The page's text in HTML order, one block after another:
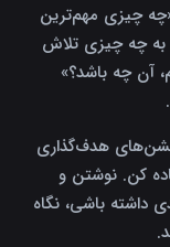
چیزی مهم‌ترین
به چه چیزی تلاش
آن چه باشد؟»
هدف‌گذاری
کن. نوشتن و
داشته باشی، نگاه